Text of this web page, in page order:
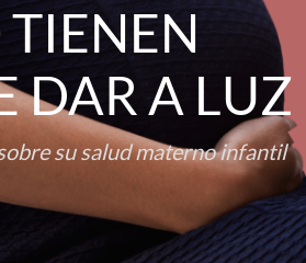
DAR A LUZ
su salud materno infantil